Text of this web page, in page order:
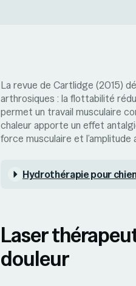
La revue de Cartlidge (2015)
arthrosiques : la flottabilité
permet un travail musculaire
chaleur apporte un effet
force musculaire et
Hydrothérapie pour
Laser
douleur